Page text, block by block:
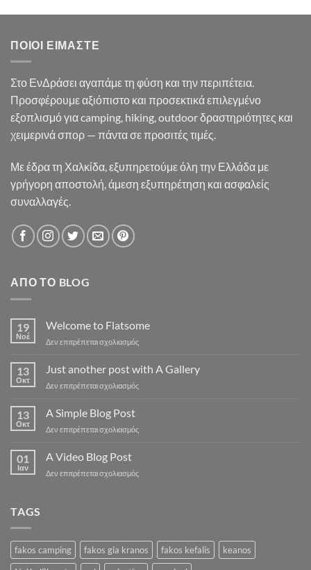
35.90€.είναι:
ΠΟΙΟΙ ΕΊΜΑΣΤΕ
Στο ΕνΔράσει αγαπάμε τη φύση και την περιπέτεια.
Προσφέρουμε αξιόπιστο και προσεκτικά επιλεγμένο
εξοπλισμό για camping, hiking, outdoor δραστηριότητες και
χειμερινά σπορ — πάντα σε προσιτές τιμές.
Με έδρα τη Χαλκίδα, εξυπηρετούμε όλη την Ελλάδα με
γρήγορη αποστολή, άμεση εξυπηρέτηση και ασφαλείς
συναλλαγές.
ΑΠΌ ΤΟ BLOG
19
Νοέ
Welcome to Flatsome
Δεν επιτρέπεται σχολιασμόςστο
to
Flatsome
13
Οκτ
Just another post with A Gallery
Δεν επιτρέπεται σχολιασμόςστο
with
13
Οκτ
A Simple Blog Post
Δεν επιτρέπεται σχολιασμόςστο
Post
01
Ιαν
A Video Blog Post
Δεν επιτρέπεται σχολιασμόςστο
TAGS
fakos camping fakos gia kranos fakos kefalis
keanos